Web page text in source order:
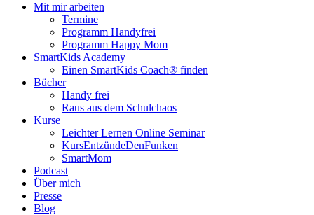
Mit mir arbeiten
Termine
Programm Handyfrei
Programm Happy Mom
SmartKids Academy
Einen SmartKids Coach® finden
Bücher
Handy frei
Raus aus dem Schulchaos
Kurse
Leichter Lernen Online Seminar
KursEntzündeDenFunken
SmartMom
Podcast
Über mich
Presse
Blog